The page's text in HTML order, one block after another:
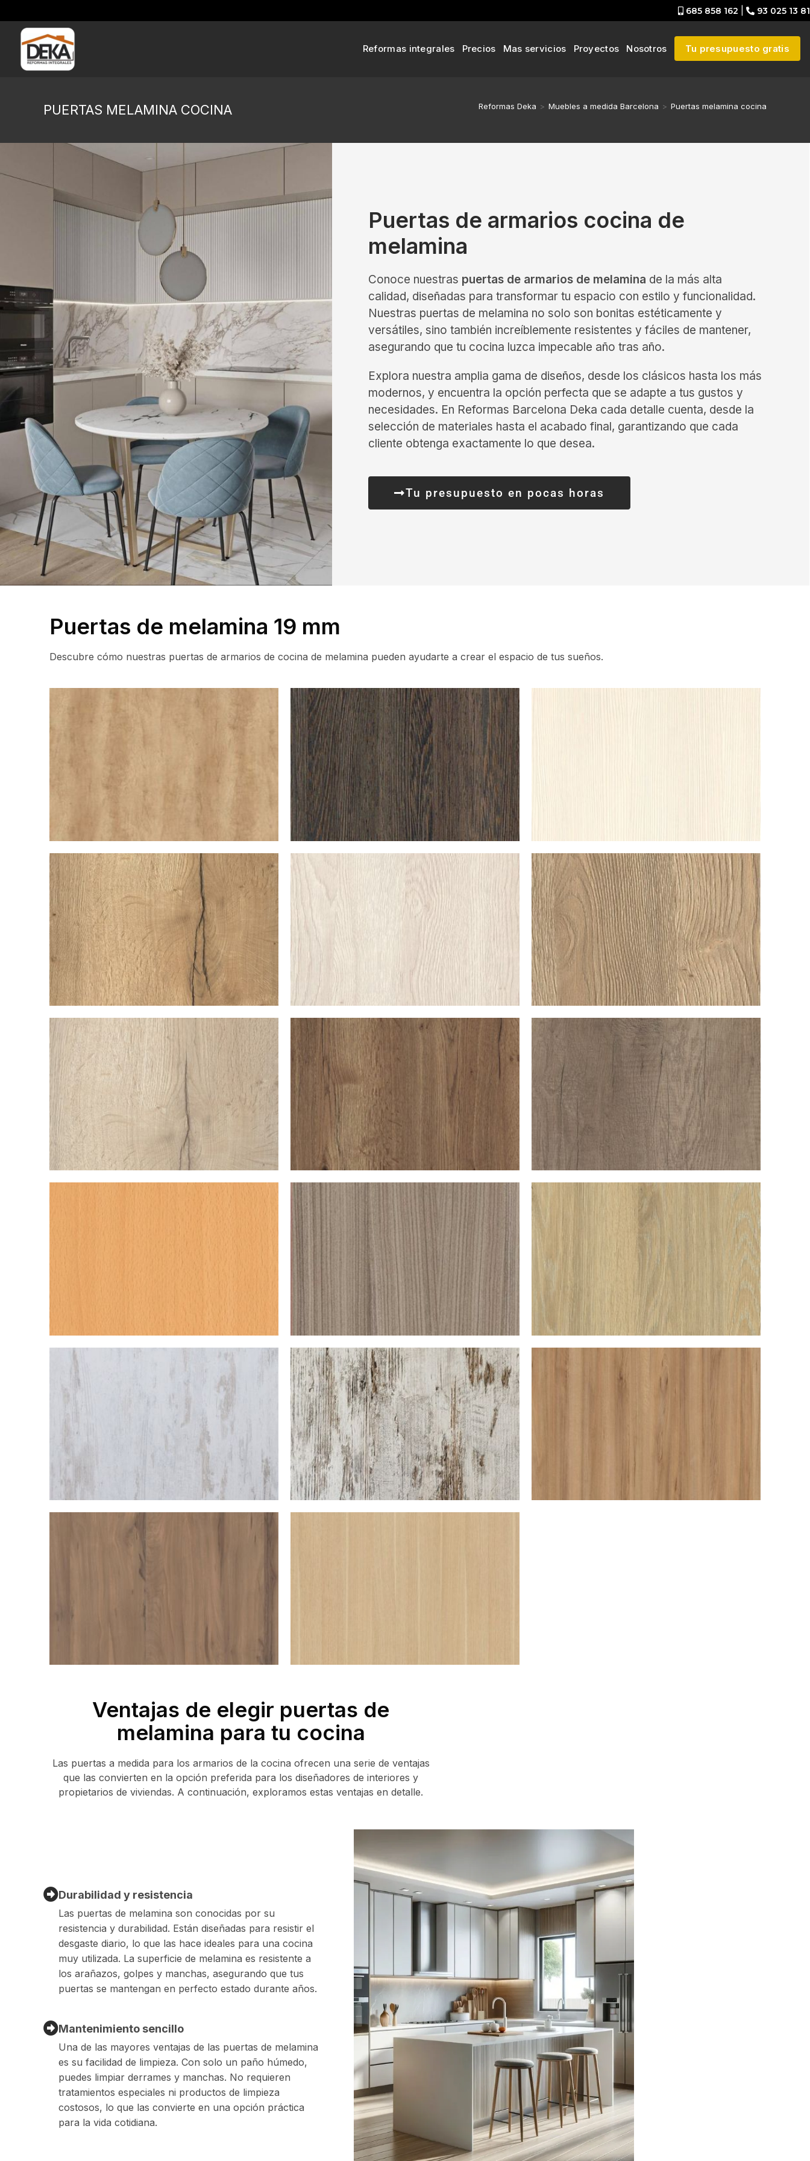
685 858 162 93 025 13 81
Reformas integrales Precios Mas servicios Proyectos Nosotros Tu presupuesto gratis
PUERTAS MELAMINA COCINA Reformas Deka > Muebles a medida Barcelona > Puertas melamina cocina
Puertas de armarios cocina de
melamina
Conoce nuestras puertas de armarios de melamina de la más alta
calidad, diseñadas para transformar tu espacio con estilo y funcionalidad.
Nuestras puertas de melamina no solo son bonitas estéticamente y
versátiles, sino también increíblemente resistentes y fáciles de mantener,
asegurando que tu cocina luzca impecable año tras año.
Explora nuestra amplia gama de diseños, desde los clásicos hasta los más
modernos, y encuentra la opción perfecta que se adapte a tus gustos y
necesidades. En Reformas Barcelona Deka cada detalle cuenta, desde la
selección de materiales hasta el acabado final, garantizando que cada
cliente obtenga exactamente lo que desea.
Tu presupuesto en pocas horas
Puertas de melamina 19 mm
Descubre cómo nuestras puertas de armarios de cocina de melamina pueden ayudarte a crear el espacio de tus sueños.
Ventajas de elegir puertas de
melamina para tu cocina
Las puertas a medida para los armarios de la cocina ofrecen una serie de ventajas
que las convierten en la opción preferida para los diseñadores de interiores y
propietarios de viviendas. A continuación, exploramos estas ventajas en detalle.
Durabilidad y resistencia
Las puertas de melamina son conocidas por su
resistencia y durabilidad. Están diseñadas para resistir el
desgaste diario, lo que las hace ideales para una cocina
muy utilizada. La superficie de melamina es resistente a
los arañazos, golpes y manchas, asegurando que tus
puertas se mantengan en perfecto estado durante años.
Mantenimiento sencillo
Una de las mayores ventajas de las puertas de melamina
es su facilidad de limpieza. Con solo un paño húmedo,
puedes limpiar derrames y manchas. No requieren
tratamientos especiales ni productos de limpieza
costosos, lo que las convierte en una opción práctica
para la vida cotidiana.